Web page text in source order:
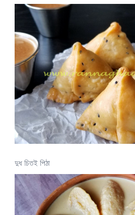
দুধ চিতই পিঠা